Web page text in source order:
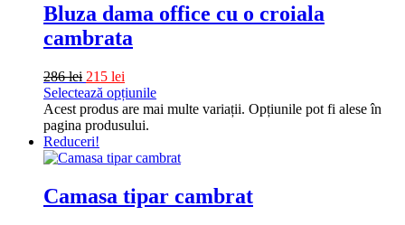
Bluza dama office cu o croiala
cambrata
286lei 215 lei
Selectează opțiunile
Acest produs are mai multe variații. Opțiunile pot fi alese în
pagina produsului.
Reduceri!
Camasa tipar cambrat